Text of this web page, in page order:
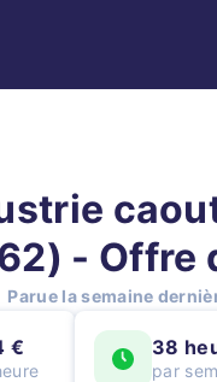
- Offre
Parue la semaine
€ 38
par